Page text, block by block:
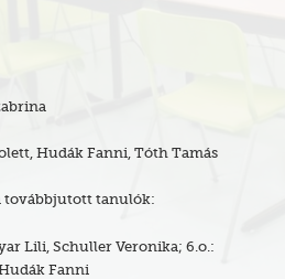
Hudák Fanni, Tóth Tamás
továbbjutott tanulók:
Lili, Schuller Veronika; 6.o.:
Fanni